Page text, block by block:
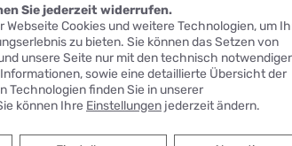
Sie jederzeit widerrufen.
Webseite Cookies und weitere Technologien, um
zu bieten. Sie können das Setzen von
unsere Seite nur mit den technisch
sowie eine detaillierte Übersicht der
Technologien finden Sie in unserer
können Ihre Einstellungen jederzeit ändern.